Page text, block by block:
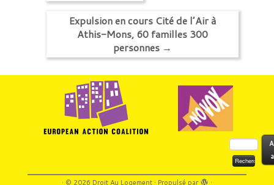
Expulsion en cours Cité de l’Air à
Athis-Mons, 60 familles 300
personnes →
Rechercher :
· © 2026 Droit Au Logement· Propulsé par
·